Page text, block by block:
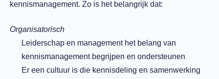
kennismanagement. Zo is het belangrijk dat:
Organisatorisch
Leiderschap en management het belang van
kennismanagement begrijpen en ondersteunen
Er een cultuur is die kennisdeling en samenwerking